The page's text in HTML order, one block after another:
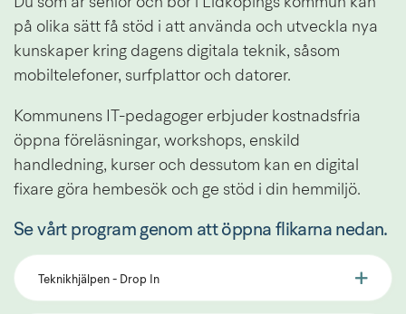
på olika sätt få stöd i att använda och utveckla nya
kunskaper kring dagens digitala teknik, såsom
mobiltelefoner, surfplattor och datorer.
Kommunens IT-pedagoger erbjuder kostnadsfria
öppna föreläsningar, workshops, enskild
handledning, kurser och dessutom kan en digital
fixare göra hembesök och ge stöd i din hemmiljö.
Se vårt program genom att öppna flikarna nedan.
Teknikhjälpen - Drop In